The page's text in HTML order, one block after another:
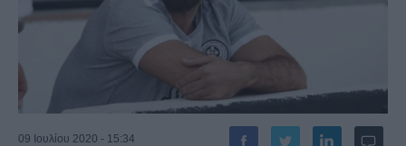
09 Ιουλίου 2020 - 15:34